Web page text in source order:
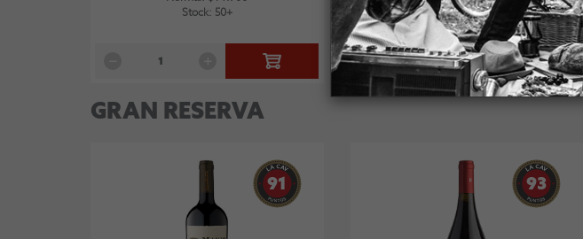
Stock: 50+
Stock: 50+
GRAN RESERVA
91 93